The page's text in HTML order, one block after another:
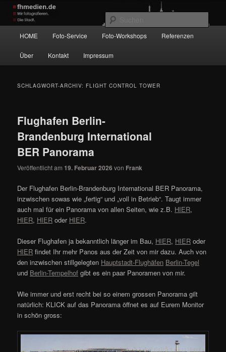
Zum
primären
Inhalt
springen
Zum
sekundären
Inhalt
springen
Wir fotografieren die Hauptstadt!
HOME Foto-Service Foto-Workshops Referenzen
Über Kontakt Impressum
SCHLAGWORT-ARCHIV: FLIGHT CONTROL TOWER
Flughafen Berlin-
Brandenburg International
BER Panorama
Veröffentlicht am 19. Februar 2026 von Frank
Der Flughafen Berlin-Brandenburg International BER Panorama,
inzwischen sowas wie „fertig“ und „voll in Betrieb“. Taugt immer
auch mal für ein Panorama von allen Seiten, wie z.B. HIER,
HIER, HIER oder HIER.
Dieser Flughafen ja bekanntlich länger im Bau, HIER, HIER oder
HIER findet Ihr mehr Panos aus der Zeit von mir dazu. Auch von
den inzwischen stillgelegten Hauptstadt-Flughäfen Berlin-Tegel
und Berlin-Tempelhof gibt es ein paar Panoramen von mir.
Wie immer und erst recht bei so einem grossen Panorama gilt
natürlich: KLICK auf das Panorama öffnet es auf Eurem Monitor
in schön gross: